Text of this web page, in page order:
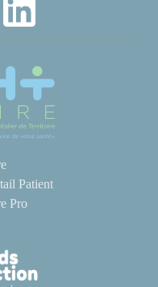
Patient
Pro